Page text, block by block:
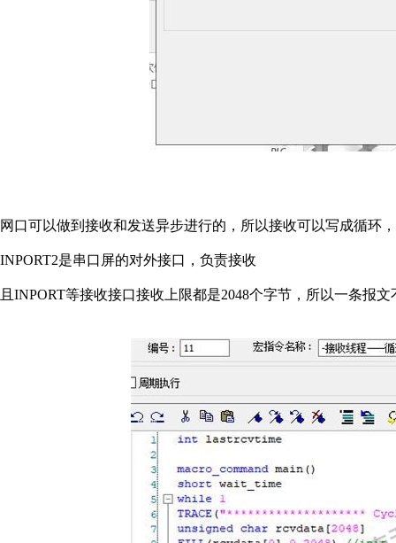
网口可以做到接收和发送异步进行的，所以接收可以写成循环
INPORT2是串口屏的对外接口，负责接收
且INPORT等接收接口接收上限都是2048个字节，所以一条报